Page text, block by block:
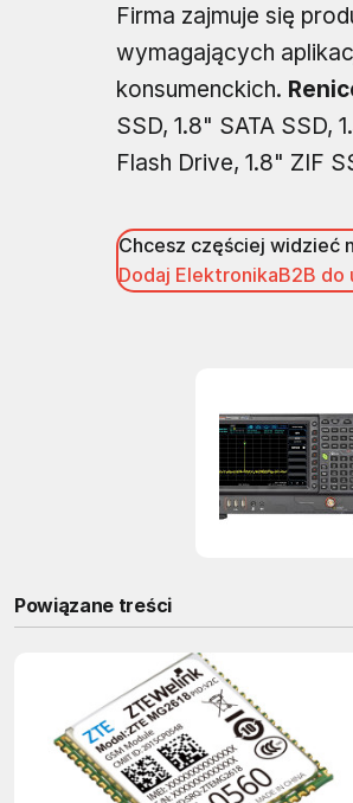
Firma zajmuje się
wymagających
konsumenckich.
SSD, 1.8" SATA SSD,
Flash Drive, 1.8" ZIF
Chcesz częściej widzieć
Dodaj ElektronikaB2B do
Powiązane treści